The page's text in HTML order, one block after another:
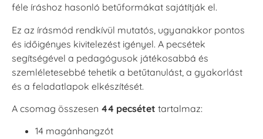
féle íráshoz hasonló betűformákat sajátítják el.
Ez az írásmód rendkívül mutatós, ugyanakkor pontos
és időigényes kivitelezést igényel. A pecsétek
segítségével a pedagógusok játékosabbá és
szemléletesebbé tehetik a betűtanulást, a gyakorlást
és a feladatlapok elkészítését.
A csomag összesen 44 pecsétet tartalmaz:
14 magánhangzót